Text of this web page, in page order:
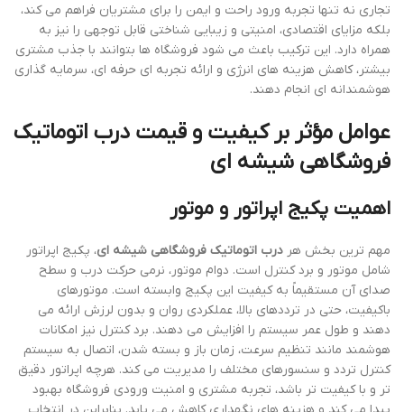
تجاری نه تنها تجربه ورود راحت و ایمن را برای مشتریان فراهم می کند،
بلکه مزایای اقتصادی، امنیتی و زیبایی شناختی قابل توجهی را نیز به
همراه دارد. این ترکیب باعث می شود فروشگاه ها بتوانند با جذب مشتری
بیشتر، کاهش هزینه های انرژی و ارائه تجربه ای حرفه ای، سرمایه گذاری
هوشمندانه ای انجام دهند.
عوامل مؤثر بر کیفیت و قیمت درب اتوماتیک
فروشگاهی شیشه ای
اهمیت پکیج اپراتور و موتور
مهم ترین بخش هر درب اتوماتیک فروشگاهی شیشه ای، پکیج اپراتور
شامل موتور و برد کنترل است. دوام موتور، نرمی حرکت درب و سطح
صدای آن مستقیماً به کیفیت این پکیج وابسته است. موتورهای
باکیفیت، حتی در ترددهای بالا، عملکردی روان و بدون لرزش ارائه می
دهند و طول عمر سیستم را افزایش می دهند. برد کنترل نیز امکانات
هوشمند مانند تنظیم سرعت، زمان باز و بسته شدن، اتصال به سیستم
کنترل تردد و سنسورهای مختلف را مدیریت می کند. هرچه اپراتور دقیق
تر و با کیفیت تر باشد، تجربه مشتری و امنیت ورودی فروشگاه بهبود